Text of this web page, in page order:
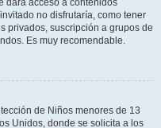
dará acceso a contenidos
no disfrutaría, como tener
privados, suscripción a grupos de
Es muy recomendable.
de Niños menores de 13
Unidos, donde se solicita a los